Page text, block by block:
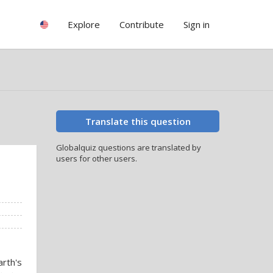
Explore Contribute Sign in
Translate this question
Globalquiz questions are translated by
users for other users.